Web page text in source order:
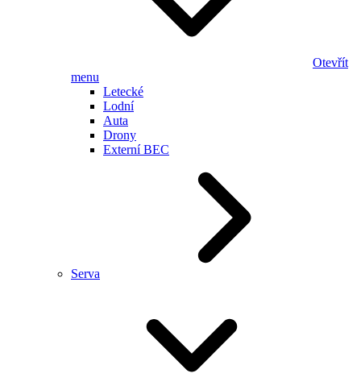
Otevřít
menu
Letecké
Lodní
Auta
Drony
Externí BEC
Serva